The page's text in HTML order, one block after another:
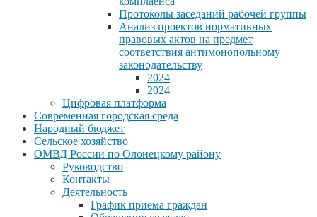
Протоколы заседаний рабочей группы
Анализ проектов нормативных
правовых актов на предмет
соответствия антимонопольному
законодательству
2024
2024
Цифровая платформа
Современная городская среда
Народный бюджет
Сельское хозяйство
ОМВД России по Олонецкому району
Руководство
Контакты
Деятельность
График приема граждан